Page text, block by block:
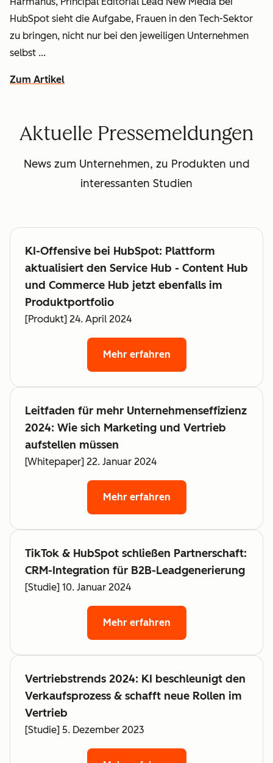
HubSpot sieht die Aufgabe, Frauen in den Tech-Sektor
zu bringen, nicht nur bei den jeweiligen Unternehmen
selbst ...
Zum Artikel
Aktuelle Pressemeldungen
News zum Unternehmen, zu Produkten und
interessanten Studien
KI-Offensive bei HubSpot: Plattform
aktualisiert den Service Hub - Content Hub
und Commerce Hub jetzt ebenfalls im
Produktportfolio
[Produkt] 24. April 2024
Mehr erfahren
Leitfaden für mehr Unternehmenseffizienz
2024: Wie sich Marketing und Vertrieb
aufstellen müssen
[Whitepaper] 22. Januar 2024
Mehr erfahren
TikTok & HubSpot schließen Partnerschaft:
CRM-Integration für B2B-Leadgenerierung
[Studie] 10. Januar 2024
Mehr erfahren
Vertriebstrends 2024: KI beschleunigt den
Verkaufsprozess & schafft neue Rollen im
Vertrieb
[Studie] 5. Dezember 2023